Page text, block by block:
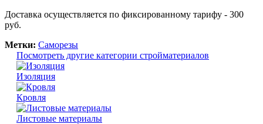
Доставка осуществляется по фиксированному тарифу - 300
руб.
Метки: Саморезы
Посмотреть другие категории стройматериалов
Изоляция
Кровля
Листовые материалы